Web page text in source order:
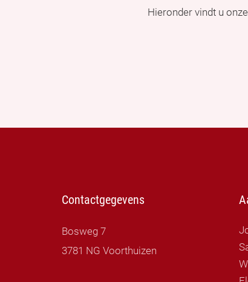
Hieronder vindt u
Contactgegevens
Bosweg 7
3781 NG Voorthuizen